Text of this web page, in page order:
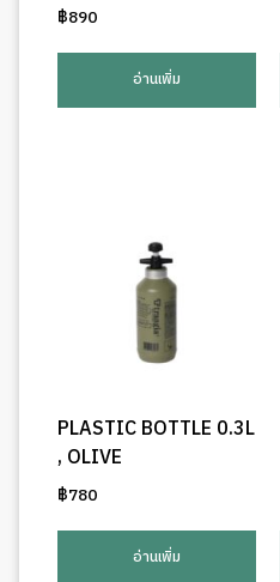
฿890
อ่านเพิ่ม
PLASTIC BOTTLE 0.3L
, OLIVE
฿780
อ่านเพิ่ม